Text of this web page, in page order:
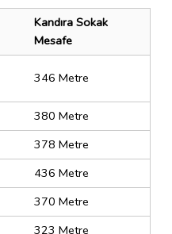
Kandıra Sokak
Mesafe
346 Metre
380 Metre
378 Metre
436 Metre
370 Metre
323 Metre